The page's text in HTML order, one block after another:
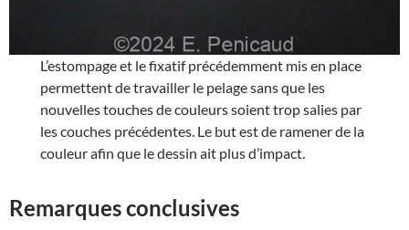
L’estompage et le fixatif précédemment mis en place
permettent de travailler le pelage sans que les
nouvelles touches de couleurs soient trop salies par
les couches précédentes. Le but est de ramener de la
couleur afin que le dessin ait plus d’impact.
Remarques conclusives